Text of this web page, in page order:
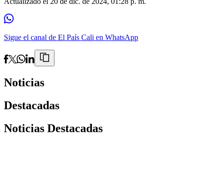
Sigue el canal de El País Cali en WhatsApp
Noticias
Destacadas
Noticias Destacadas